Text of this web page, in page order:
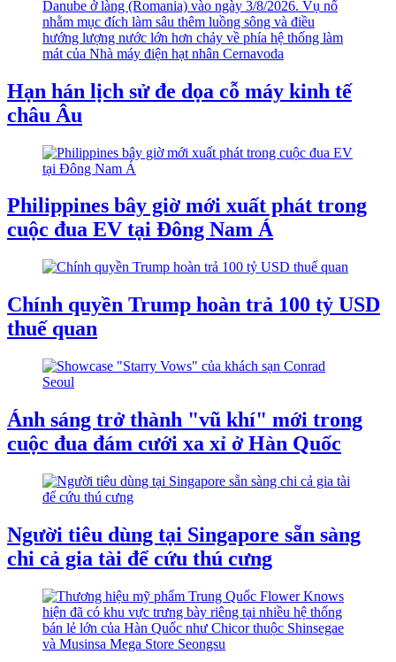
Hạn hán lịch sử đe dọa cỗ máy kinh tế
châu Âu
Philippines bây giờ mới xuất phát trong
cuộc đua EV tại Đông Nam Á
Chính quyền Trump hoàn trả 100 tỷ USD
thuế quan
Ánh sáng trở thành "vũ khí" mới trong
cuộc đua đám cưới xa xỉ ở Hàn Quốc
Người tiêu dùng tại Singapore sẵn sàng
chi cả gia tài để cứu thú cưng